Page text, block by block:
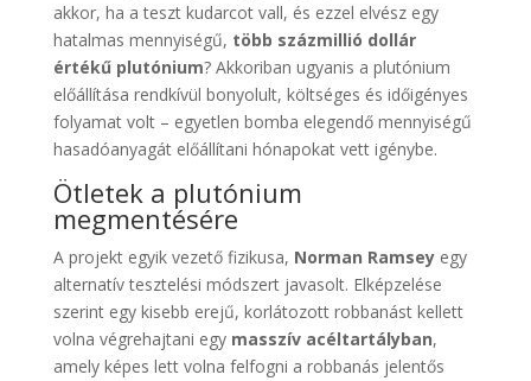
akkor, ha a teszt kudarcot vall, és ezzel elvész egy
hatalmas mennyiségű, több százmillió dollár
értékű plutónium? Akkoriban ugyanis a plutónium
előállítása rendkívül bonyolult, költséges és időigényes
folyamat volt – egyetlen bomba elegendő mennyiségű
hasadóanyagát előállítani hónapokat vett igénybe.
Ötletek a plutónium
megmentésére
A projekt egyik vezető fizikusa, Norman Ramseyegy
alternatív tesztelési módszert javasolt. Elképzelése
szerint egy kisebb erejű, korlátozott robbanást kellett
volna végrehajtani egy masszív acéltartályban,
amely képes lett volna felfogni a robbanás jelentős